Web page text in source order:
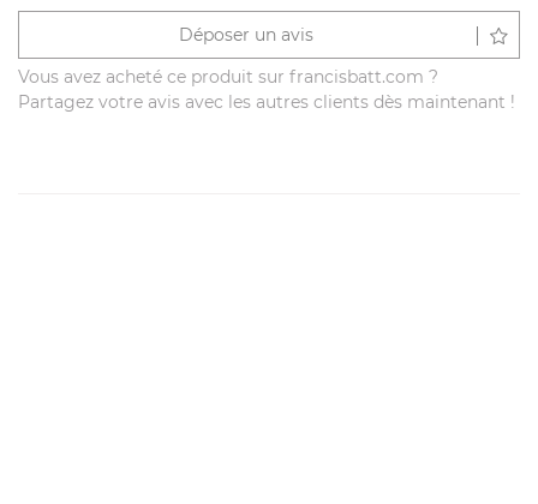
Déposer un avis
Vous avez acheté ce produit sur francisbatt.com ?
Partagez votre avis avec les autres clients dès maintenant !